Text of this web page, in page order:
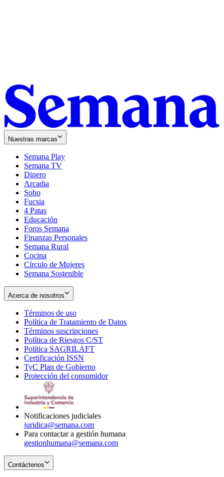
Nuestras marcas
Semana Play
Semana TV
Dinero
Arcadia
Soho
in
new
window
Fucsia
in
new
window
4 Patas
Educación
Foros Semana
Finanzas Personales
Semana Rural
Cocina
Círculo de Mujeres
Semana Sostenible
Acerca de nosotros
Términos de uso
in
new
window
Política de Tratamiento de Datos
Términos suscripciones
in
Política de Riesgos C/ST
Política SAGRILAFT
new
window
Certificación ISSN
in
new
TyC Plan de Gobierno
in
Protección del consumidorOpens
Notificaciones judiciales
juridica@semana.com
Para contactar a gestión humana
gestionhumana@semana.com
Contáctenos